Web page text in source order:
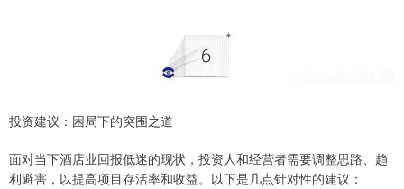
投资建议：困局下的突围之道
面对当下酒店业回报低迷的现状，投资人和经营者需要调整思路、趋
利避害，以提高项目存活率和收益。以下是几点针对性的建议：